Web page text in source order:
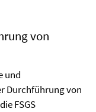
von
und
Durchführung von
FSGS